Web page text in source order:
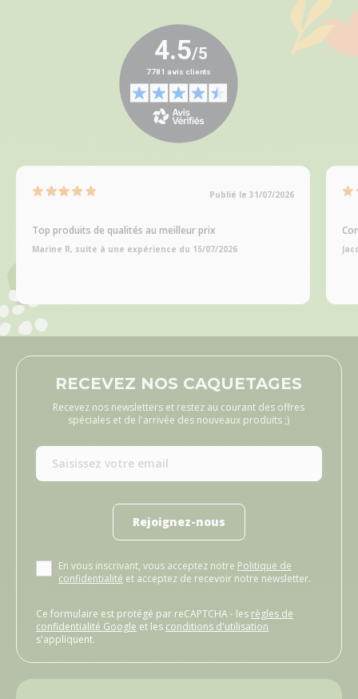
Publié le 31/07/2026
Top produits de qualités au meilleur prix
Marine R, suite à une expérience du 15/07/2026
RECEVEZ NOS CAQUETAGES
Recevez nos newsletters et restez au courant des offres
spéciales et de l'arrivée des nouveaux produits ;)
Rejoignez-nous
En vous inscrivant, vous acceptez notre Politique de
confidentialité et acceptez de recevoir notre newsletter.
Ce formulaire est protégé par reCAPTCHA - les règles de
confidentialité Google et les conditions d'utilisation
s'appliquent.